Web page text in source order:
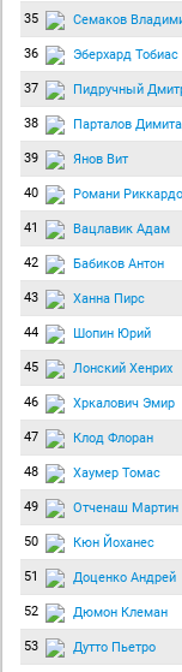
35 Семаков
36 Эберхард Тобиас
37 Пидручный
38 Парталов
39 Янов Вит
40 Романи Риккардо
41 Вацлавик Адам
42 Бабиков Антон
43 Ханна Пирс
44 Шопин Юрий
45 Лонский Хенрих
46 Хркалович Эмир
47 Клод Флоран
48 Хаумер Томас
49 Отченаш Мартин
50 Кюн Йоханес
51 Доценко Андрей
52 Дюмон Клеман
53 Дутто Пьетро